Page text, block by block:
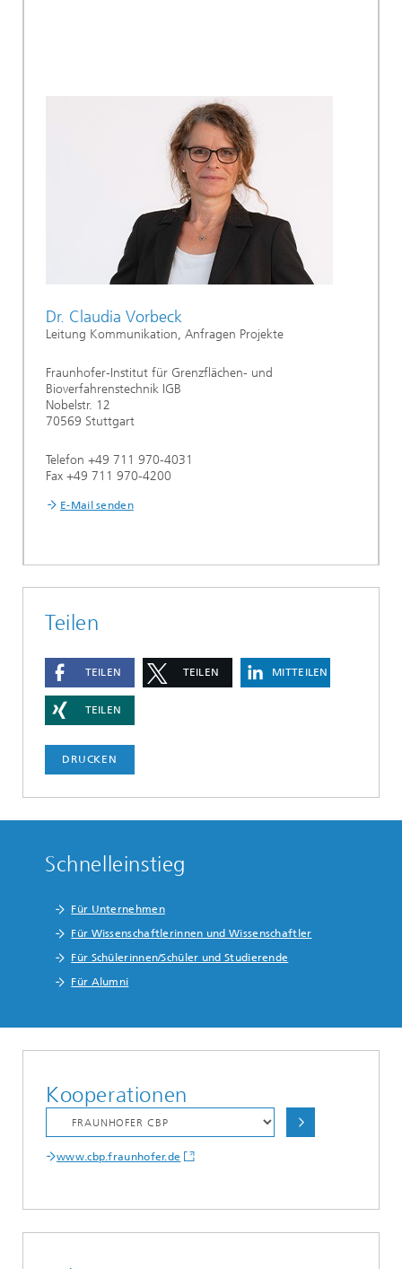
Dr. Claudia Vorbeck
Leitung Kommunikation, Anfragen Projekte
Fraunhofer-Institut für Grenzflächen- und
Bioverfahrenstechnik IGB
Nobelstr. 12
70569 Stuttgart
Telefon +49 711 970-4031
Fax +49 711 970-4200
E-Mail senden
Teilen
TEILEN TEILEN MITTEILEN
TEILEN
DRUCKEN
Schnelleinstieg
Für Unternehmen
Für Wissenschaftlerinnen und Wissenschaftler
Für Schülerinnen/Schüler und Studierende
Für Alumni
Kooperationen
www.cbp.fraunhofer.de